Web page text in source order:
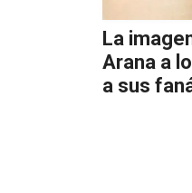
La
Arana a
a sus